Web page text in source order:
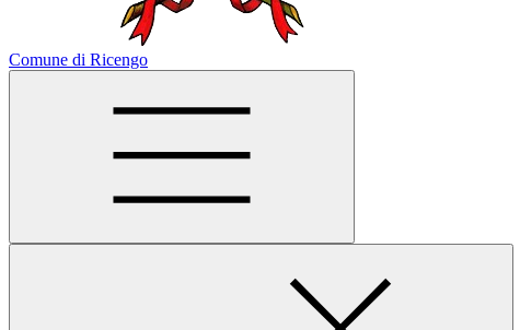
Comune di Ricengo